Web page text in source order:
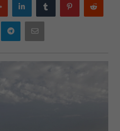
Google
plus
LinkedIn Tumblr Pinterest
Print Telegram